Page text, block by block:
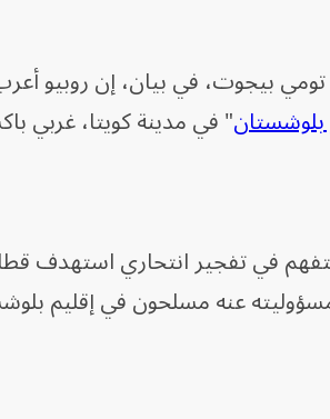
بيجوت، في بيان، إن روبيو
" في مدينة كويتا، غربي
إن أكثر من 30 شخصاً لقوا حتفهم في تفجير انتحاري
عنه مسلحون ⁠في إقليم